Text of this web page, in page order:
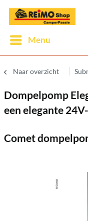
Menu
Naar overzicht
Dompelpomp
een elegante
Comet